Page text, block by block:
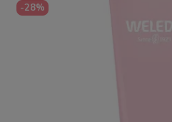
-28%